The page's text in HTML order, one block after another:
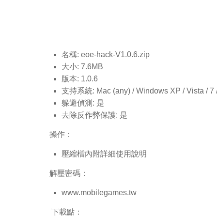
名稱: eoe-hack-V1.0.6.zip
大小: 7.6MB
版本: 1.0.6
支持系統: Mac (any) / Windows XP / Vista / 7
躲避偵測: 是
去除反作弊保護: 是
操作：
壓縮檔內附詳細使用說明
解壓密碼：
www.mobilegames.tw
下載點：